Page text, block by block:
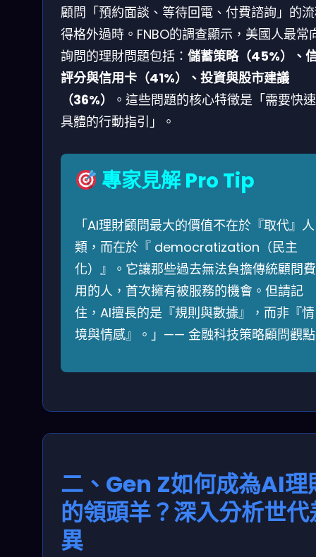
顧問「預約面談、等待回電、付費諮詢」的
得格外過時。FNBO的調查顯示，美國人最常
詢問的理財問題包括： 儲蓄策略（45%）、
評分與信用卡（41%）、投資與股市建議
（36%）
。這些問題的核心特徵是「需要快
具體的行動指引」。
專家見解 Pro Tip
「AI理財顧問最大的價值不在於『取代』人
類，而在於『 democratization（民主
化）』。它讓那些過去無法負擔傳統顧問費
用的人，首次擁有被服務的機會。但請記
住，AI擅長的是『規則與數據』，而非『情
境與情感』。」—— 金融科技策略顧問觀點
二、Gen Z如何成為AI理
的領頭羊？深入分析世代
異